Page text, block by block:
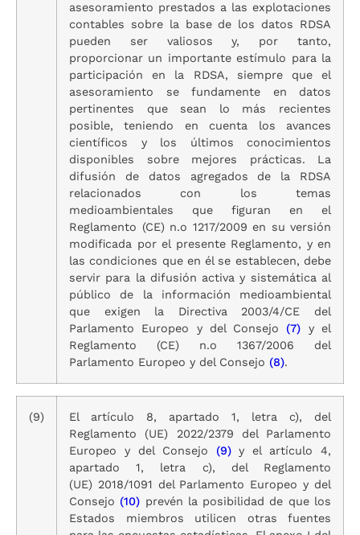
asesoramiento prestados a las explotaciones
contables sobre la base de los datos RDSA
pueden ser valiosos y, por tanto,
proporcionar un importante estímulo para la
participación en la RDSA, siempre que el
asesoramiento se fundamente en datos
pertinentes que sean lo más recientes
posible, teniendo en cuenta los avances
científicos y los últimos conocimientos
disponibles sobre mejores prácticas. La
difusión de datos agregados de la RDSA
relacionados con los temas
medioambientales que figuran en el
Reglamento (CE) n.o 1217/2009 en su versión
modificada por el presente Reglamento, y en
las condiciones que en él se establecen, debe
servir para la difusión activa y sistemática al
público de la información medioambiental
que exigen la Directiva 2003/4/CE del
Parlamento Europeo y del Consejo (7) y el
Reglamento (CE) n.o 1367/2006 del
Parlamento Europeo y del Consejo (8).
(9)
El artículo 8, apartado 1, letra c), del
Reglamento (UE) 2022/2379 del Parlamento
Europeo y del Consejo (9)y el artículo 4,
apartado 1, letra c), del Reglamento
(UE) 2018/1091 del Parlamento Europeo y del
Consejo (10) prevén la posibilidad de que los
Estados miembros utilicen otras fuentes